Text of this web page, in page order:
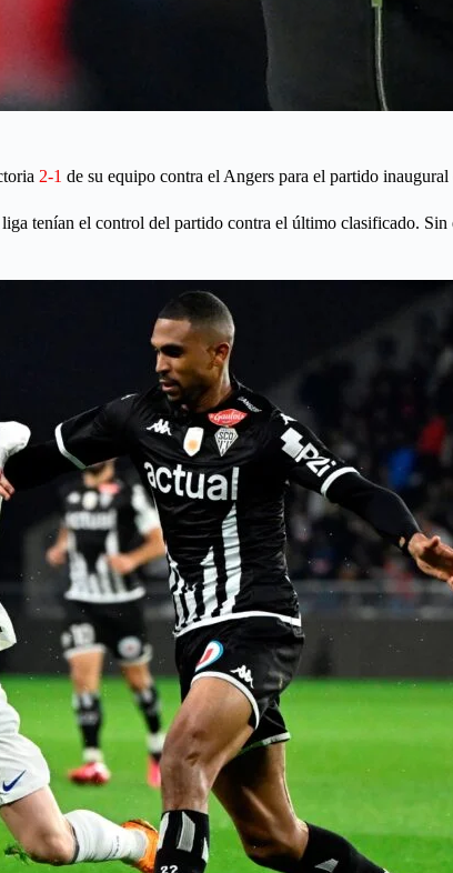
2-1 de su equipo contra el Angers para el partido
tenían el control del partido contra el último clasificado.